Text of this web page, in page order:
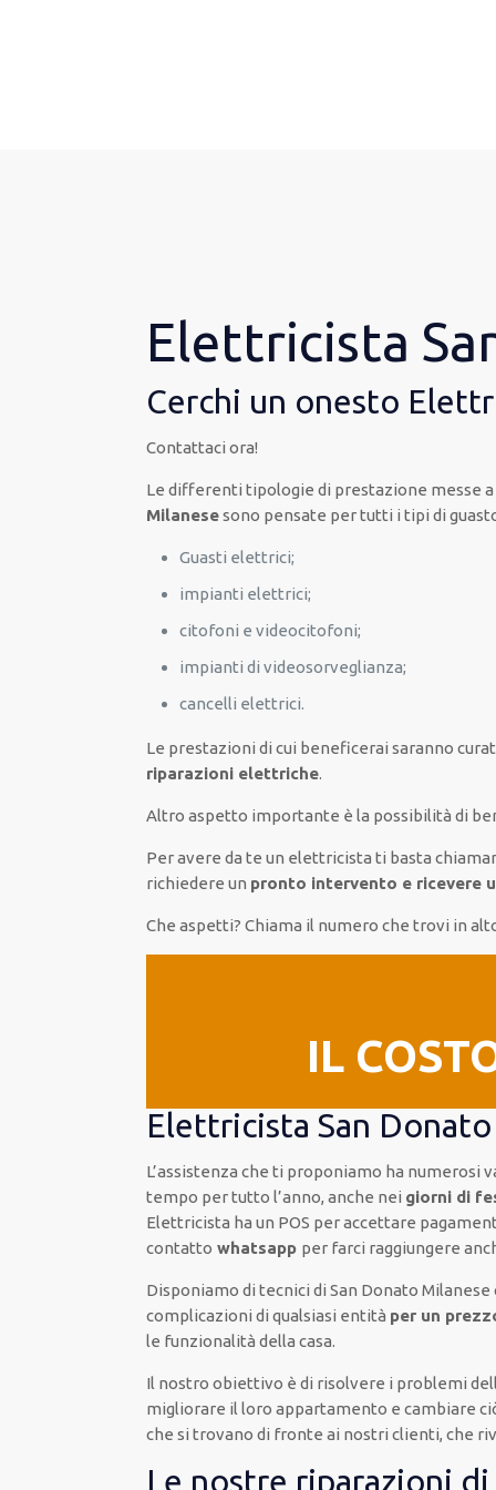
Elettricista
Cerchi un onesto
Contattaci ora!
Ledifferenti tipologie di prestazione messe
Milanesesono pensate pertutti i tipi di
Guasti elettrici;
impianti elettrici;
citofoni e videocitofoni;
impianti di videosorveglianza;
cancelli elettrici.
Le prestazioni di cui beneficerai saranno
riparazioni elettriche.
Altro aspetto importante è la possibilità di
Per avereda te un elettricistati basta
richiedere un pronto intervento e ricevere
Che aspetti? Chiama il numero che trovi in
IL
Elettricista San
L’assistenza che ti proponiamo ha numerosi
tempo pertutto l’anno, anche nei giorni di
Elettricista haun POS per accettare
contatto whatsapp per farci raggiungere
Disponiamo ditecnici di San Donato Milanese
complicazioni di qualsiasi entità per un
le funzionalità della casa.
Il nostro obiettivo è di risolvere i problemi
migliorare il loro appartamento e cambiare
che si trovano di fronte ai nostri clienti, che
Le nostre riparazioni